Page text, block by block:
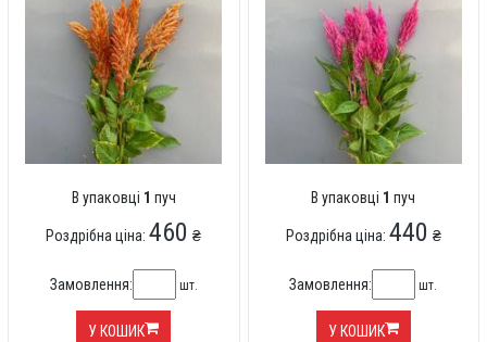
В упаковці 1 пуч
Роздрібна ціна:460 ₴
Замовлення: шт.
У КОШИК
В упаковці 1 пуч
Роздрібна ціна: 440 ₴
Замовлення: шт.
У КОШИК